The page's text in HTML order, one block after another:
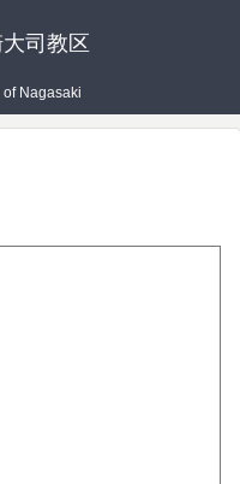
司教区
Nagasaki